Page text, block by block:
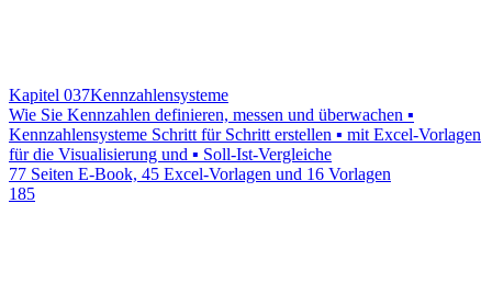
Kapitel 037Kennzahlensysteme
Wie Sie Kennzahlen definieren, messen und überwachen ▪
Kennzahlensysteme Schritt für Schritt erstellen ▪ mit Excel-Vorlagen
für die Visualisierung und ▪ Soll-Ist-Vergleiche
77 Seiten E-Book, 45 Excel-Vorlagen und 16 Vorlagen
185